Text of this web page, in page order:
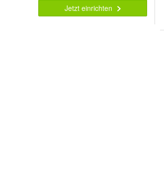
Jetzt einrichten